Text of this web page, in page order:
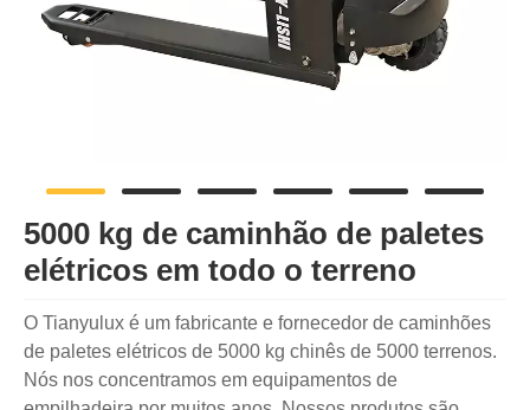
5000 kg de caminhão de paletes
elétricos em todo o terreno
O Tianyulux é um fabricante e fornecedor de caminhões
de paletes elétricos de 5000 kg chinês de 5000 terrenos.
Nós nos concentramos em equipamentos de